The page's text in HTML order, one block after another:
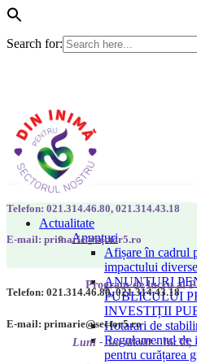
Search for:
Actualitate
Anunțuri
Afișare în cadrul
impactului
ANUNȚURI
PUBLICULUI
INVESTIȚII
Hotarari de
Regulamentul de
pentru curățarea
Telefon: 021.314.46.80, 021.314.43.18
E-mail: primarie@sector5.ro
Program de lucru al
Luni - Joi 08:00 - 16:30;
Telefon: 021.314.46.80, 021.314.43.18
E-mail: primarie@sector5.ro